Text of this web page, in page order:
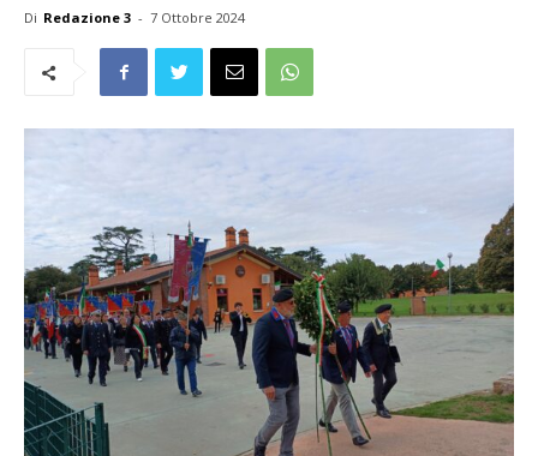
Di Redazione 3 - 7 Ottobre 2024